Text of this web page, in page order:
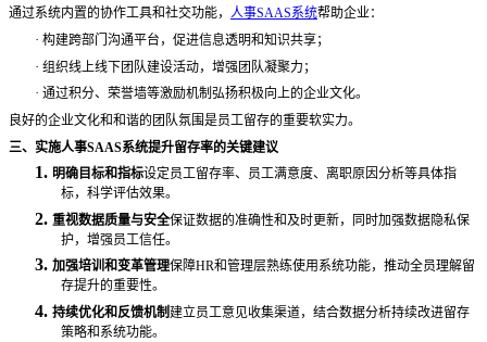
通过系统内置的协作工具和社交功能， 人事SAAS系统帮助企业：
· 构建跨部门沟通平台，促进信息透明和知识共享；
· 组织线上线下团队建设活动，增强团队凝聚力；
· 通过积分、荣誉墙等激励机制弘扬积极向上的企业文化。
良好的企业文化和和谐的团队氛围是员工留存的重要软实力。
三、实施人事SAAS系统提升留存率的关键建议
1. 明确目标和指标设定员工留存率、员工满意度、离职原因分析等具体指
标，科学评估效果。
2. 重视数据质量与安全保证数据的准确性和及时更新，同时加强数据隐私保
护，增强员工信任。
3. 加强培训和变革管理保障HR和管理层熟练使用系统功能，推动全员理解留
存提升的重要性。
4. 持续优化和反馈机制建立员工意见收集渠道，结合数据分析持续改进留存
策略和系统功能。